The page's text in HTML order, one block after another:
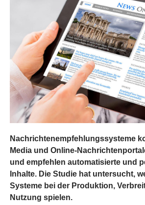
Nachrichtenempfehlungssysteme
Media und Online-
und empfehlen automatisierte und
Inhalte. Die Studie hat untersucht,
Systeme bei der Produktion,
Nutzung spielen.